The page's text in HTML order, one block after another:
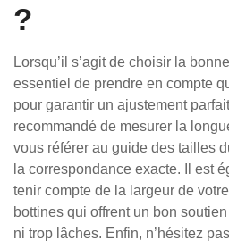
?
Lorsqu’il s’agit de choisir la
essentiel de prendre en compte
pour garantir un ajustement
recommandé de mesurer la
vous référer au guide des tailles
la correspondance exacte. Il est
tenir compte de la largeur de
bottines qui offrent un bon
ni trop lâches. Enfin, n’hésitez